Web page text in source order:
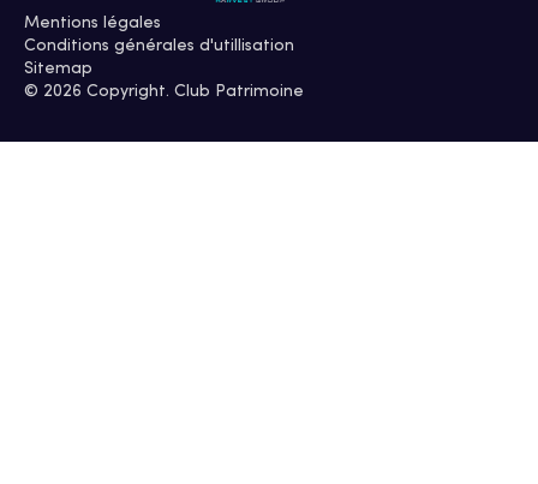
Mentions légales
Conditions générales d'utillisation
Sitemap
© 2026 Copyright. Club Patrimoine